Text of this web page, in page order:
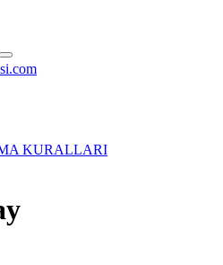
KURALLARI